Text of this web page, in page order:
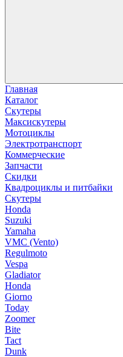
Главная
Каталог
Скутеры
Максискутеры
Мотоциклы
Электротранспорт
Коммерческие
Запчасти
Скидки
Квадроциклы и питбайки
Скутеры
Honda
Suzuki
Yamaha
VMC (Vento)
Regulmoto
Vespa
Gladiator
Honda
Giorno
Today
Zoomer
Bite
Tact
Dunk